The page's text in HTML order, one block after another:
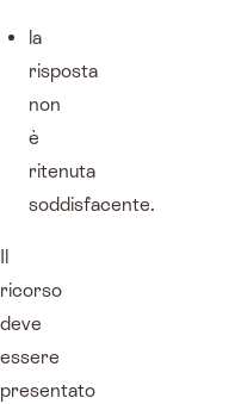
la
risposta
non
è
ritenuta
soddisfacente.
ricorso
deve
essere
presentato